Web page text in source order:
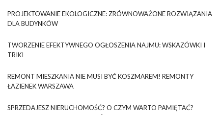
PROJEKTOWANIE EKOLOGICZNE: ZRÓWNOWAŻONE ROZWIĄZANIA
DLA BUDYNKÓW
TWORZENIE EFEKTYWNEGO OGŁOSZENIA NAJMU: WSKAZÓWKI I
TRIKI
REMONT MIESZKANIA NIE MUSI BYĆ KOSZMAREM! REMONTY
ŁAZIENEK WARSZAWA
SPRZEDAJESZ NIERUCHOMOŚĆ? O CZYM WARTO PAMIĘTAĆ?